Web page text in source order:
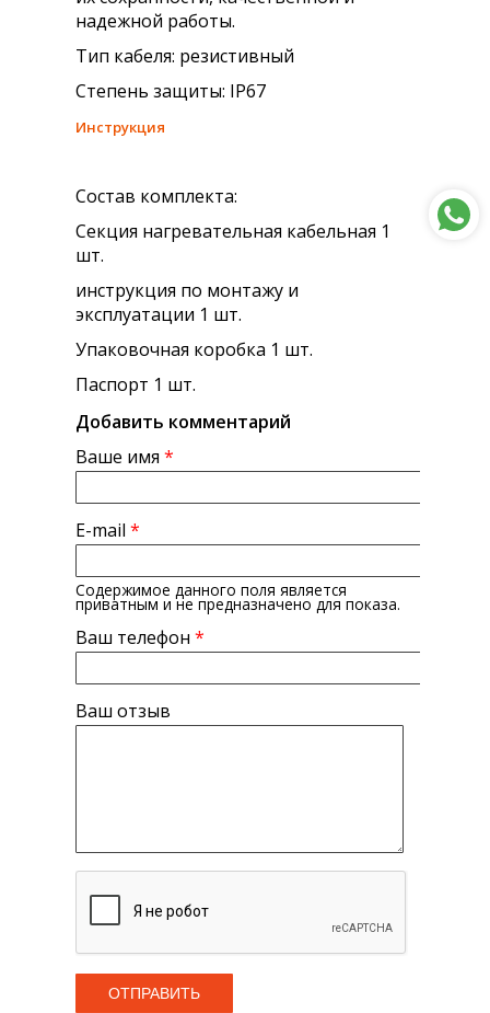
надежной работы.
Тип кабеля: резистивный
Степень защиты: IP67
Инструкция
Состав комплекта:
Секция нагревательная кабельная 1
шт.
инструкция по монтажу и
эксплуатации 1 шт.
Упаковочная коробка 1 шт.
Паспорт 1 шт.
Добавить комментарий
Ваше имя *
E-mail *
Содержимое данного поля является
приватным и не предназначено для показа.
Ваш телефон *
Ваш отзыв